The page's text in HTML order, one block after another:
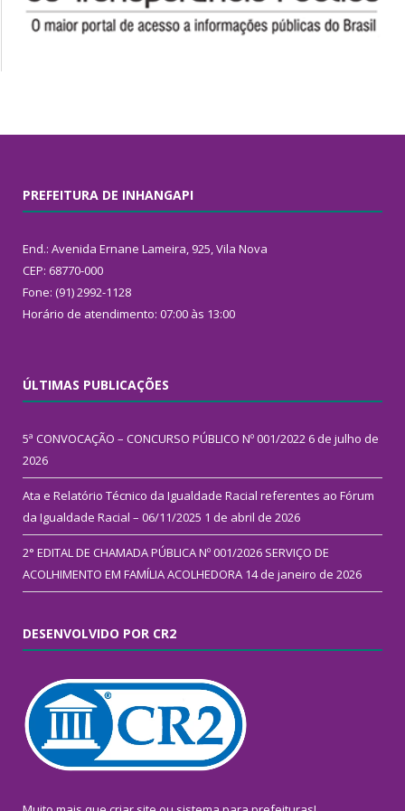
PREFEITURA DE INHANGAPI
End.: Avenida Ernane Lameira, 925, Vila Nova
CEP: 68770-000
Fone: (91) 2992-1128
Horário de atendimento: 07:00 às 13:00
ÚLTIMAS PUBLICAÇÕES
5ª CONVOCAÇÃO – CONCURSO PÚBLICO Nº 001/2022 6 de julho de
2026
Ata e Relatório Técnico da Igualdade Racial referentes ao Fórum
da Igualdade Racial – 06/11/2025 1 de abril de 2026
2° EDITAL DE CHAMADA PÚBLICA Nº 001/2026 SERVIÇO DE
ACOLHIMENTO EM FAMÍLIA ACOLHEDORA 14 de janeiro de 2026
DESENVOLVIDO POR CR2